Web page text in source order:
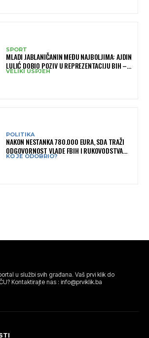
SPORT
MLADI JABLANIČANIN MEĐU NAJBOLJIMA: AJDIN
LULIĆ DOBIO POZIV U REPREZENTACIJU BIH –
BRANIT ĆE BOJE BIH NA SLOVENIA BALL
VELIKI USPJEH
POLITIKA
NAKON NESTANKA 780.000 EURA, SDA TRAŽI
ODGOVORNOST VLADE FBIH I RUKOVODSTVA
IGMANA
KO JE ODOBRIO?
u službi svih građana. Vaš prvi klik do
Kontaktirajte nas : info@prviklik.ba